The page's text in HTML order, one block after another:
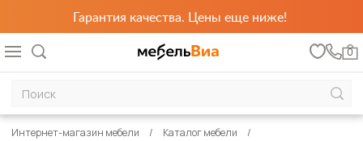
Гарантия качества. Цены еще ниже!
0
Интернет-магазин мебели
Каталог мебели